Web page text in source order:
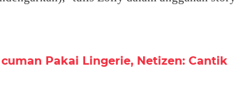
Pakai Lingerie, Netizen: Cantik